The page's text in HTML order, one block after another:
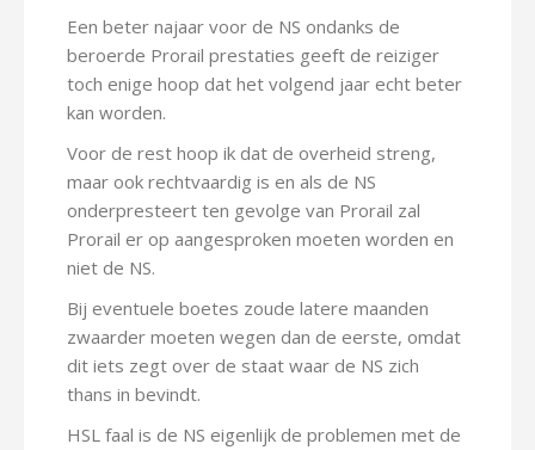
Een beter najaar voor de NS ondanks de
beroerde Prorail prestaties geeft de reiziger
toch enige hoop dat het volgend jaar echt beter
kan worden.
Voor de rest hoop ik dat de overheid streng,
maar ook rechtvaardig is en als de NS
onderpresteert ten gevolge van Prorail zal
Prorail er op aangesproken moeten worden en
niet de NS.
Bij eventuele boetes zoude latere maanden
zwaarder moeten wegen dan de eerste, omdat
dit iets zegt over de staat waar de NS zich
thans in bevindt.
HSL faal is de NS eigenlijk de problemen met de